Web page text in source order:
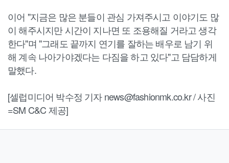
이어 "지금은 많은 분들이 관심 가져주시고 이야기도 많
이 해주시지만 시간이 지나면 또 조용해질 거라고 생각
한다"며 "그래도 끝까지 연기를 잘하는 배우로 남기 위
해 계속 나아가야겠다는 다짐을 하고 있다"고 담담하게
말했다.
[셀럽미디어 박수정 기자 news@fashionmk.co.kr / 사진
=SM C&C 제공]